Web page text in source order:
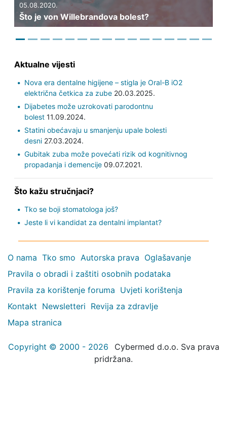
05.08.2020.
Što je von Willebrandova bolest?
Aktualne vijesti
Nova era dentalne higijene – stigla je Oral-B iO2
električna četkica za zube20.03.2025.
Dijabetes može uzrokovati parodontnu
bolest11.09.2024.
Statini obećavaju u smanjenju upale bolesti
desni27.03.2024.
Gubitak zuba može povećati rizik od kognitivnog
propadanja i demencije09.07.2021.
Što kažu stručnjaci?
Tko se boji stomatologa još?
Jeste li vi kandidat za dentalni implantat?
O nama Tko smo Autorska prava Oglašavanje
Pravila o obradi i zaštiti osobnih podataka
Pravila za korištenje foruma Uvjeti korištenja
Kontakt Newsletteri Revija za zdravlje
Mapa stranica
Copyright © 2000 - 2026
Cybermed d.o.o. Sva prava
pridržana.